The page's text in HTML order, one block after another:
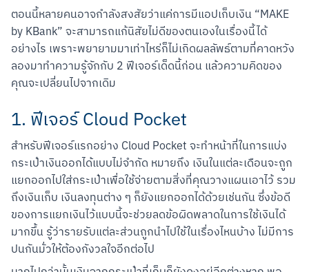
ตอนนี้หลายคนอาจกำลังสงสัยว่าแค่การมีแอปเก็บเงิน “MAKE
by KBank” จะสามารถแก้นิสัยไม่ดีของตนเองในเรื่องนี้ได้
อย่างไร เพราะพยายามมาเท่าไหร่ก็ไม่เกิดผลลัพธ์ตามที่คาดหวัง
ลองมาทำความรู้จักกับ 2 ฟีเจอร์เด็ดนี้ก่อน แล้วความคิดของ
คุณจะเปลี่ยนไปจากเดิม
1. ฟีเจอร์ Cloud Pocket
สำหรับฟีเจอร์แรกอย่าง Cloud Pocket จะทำหน้าที่ในการแบ่ง
กระเป๋าเงินออกได้แบบไม่จำกัด หมายถึง เงินในแต่ละเดือนจะถูก
แยกออกไปใส่กระเป๋าเพื่อใช้จ่ายตามสิ่งที่คุณวางแผนเอาไว้ รวม
ถึงเงินเก็บ เงินลงทุนต่าง ๆ ก็ยังแยกออกได้ด้วยเช่นกัน ซึ่งข้อดี
ของการแยกเงินไว้แบบนี้จะช่วยลดข้อผิดพลาดในการใช้เงินได้
มากขึ้น รู้ว่ารายรับแต่ละส่วนถูกนำไปใช้ในเรื่องไหนบ้าง ไม่มีการ
ปนกันมั่วให้ต้องกังวลใจอีกต่อไป